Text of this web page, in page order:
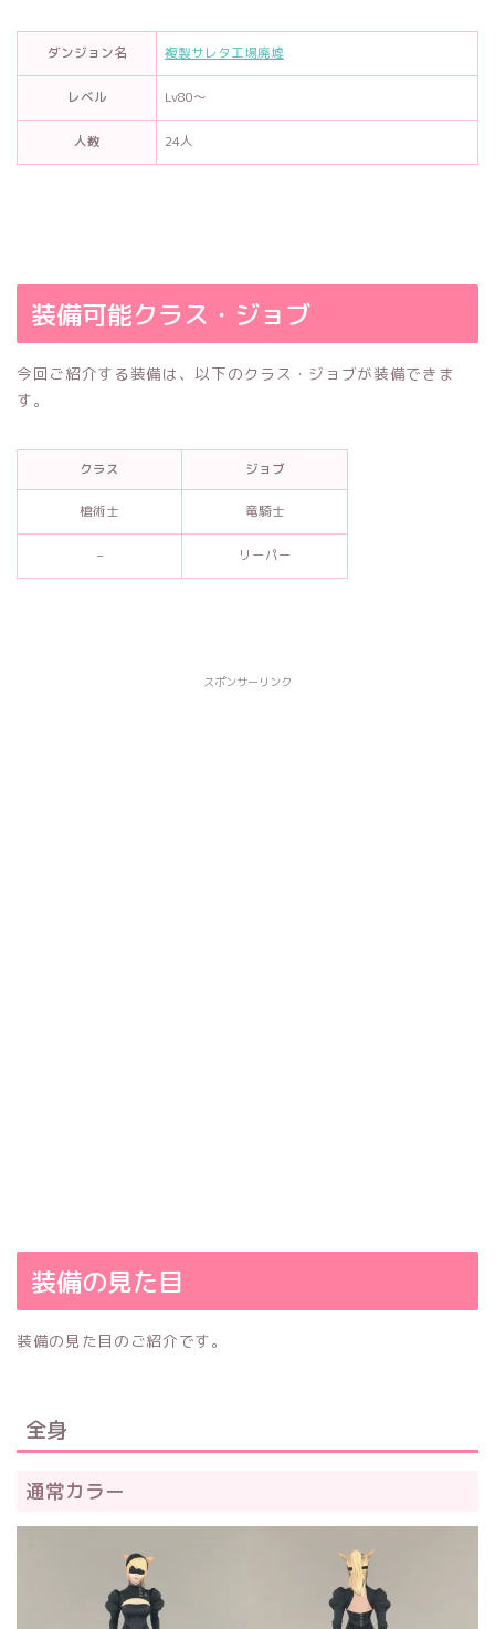
ダンジョン名 複製サレタ工場廃墟
レベル Lv80～
人数 24人
装備可能クラス・ジョブ
今回ご紹介する装備は、以下のクラス・ジョブが装備できま
す。
クラス ジョブ
槍術士 竜騎士
– リーパー
スポンサーリンク
装備の見た目
装備の見た目のご紹介です。
全身
通常カラー